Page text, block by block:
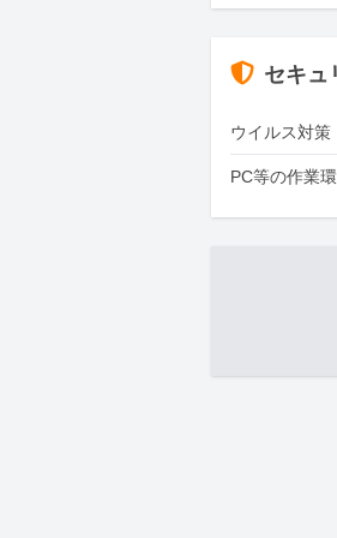
セキュ
ウイルス対策
PC等の作業